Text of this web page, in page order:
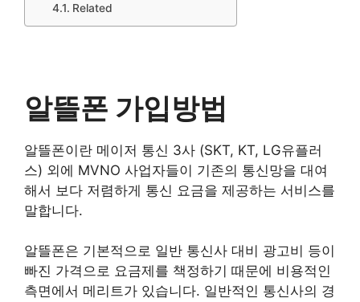
Related
알뜰폰 가입방법
알뜰폰이란 메이저 통신 3사 (SKT, KT, LG유플러
스) 외에 MVNO 사업자들이 기존의 통신망을 대여
해서 보다 저렴하게 통신 요금을 제공하는 서비스를
말합니다.
알뜰폰은 기본적으로 일반 통신사 대비 광고비 등이
빠진 가격으로 요금제를 책정하기 때문에 비용적인
측면에서 메리트가 있습니다. 일반적인 통신사의 경